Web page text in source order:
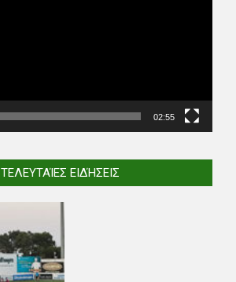
02:55
ΤΕΛΕΥΤΑΊΕΣ ΕΙΔΉΣΕΙΣ